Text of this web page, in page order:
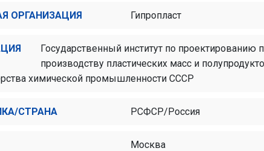
ОРГАНИЗАЦИЯ Гипропласт
Государственный институт по проектированию
производству пластических масс и
химической промышленности СССР
СТРАНА РСФСР/Россия
Москва